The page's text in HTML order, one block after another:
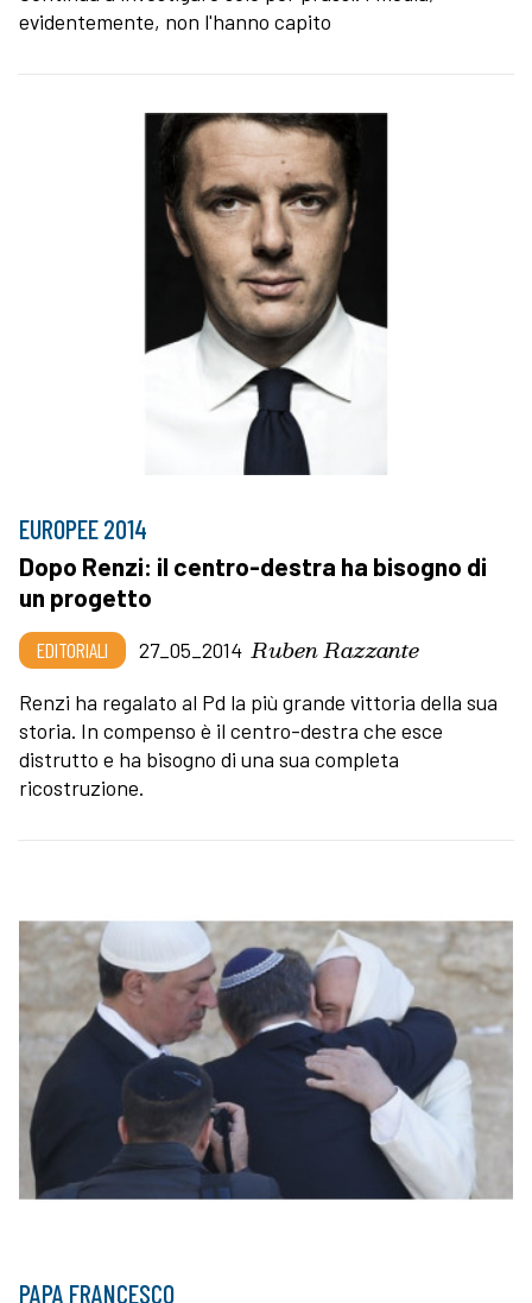
evidentemente, non l'hanno capito
EUROPEE 2014
Dopo Renzi: il centro-destra ha bisogno di
un progetto
EDITORIALI 27_05_2014 Ruben Razzante
Renzi ha regalato al Pd la più grande vittoria della sua
storia. In compenso è il centro-destra che esce
distrutto e ha bisogno di una sua completa
ricostruzione.
PAPA FRANCESCO